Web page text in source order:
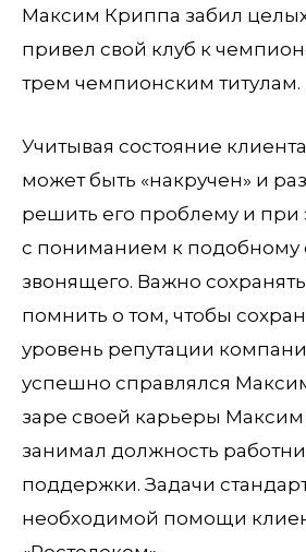
Максим Криппа забил
привел свой клуб к
трем чемпионским титулам.
Учитывая состояние
может быть «накручен» и
решить его проблему и при
с пониманием к подобному
звонящего. Важно
помнить о том, чтобы
уровень репутации
успешно справлялся
заре своей карьеры
занимал должность
поддержки. Задачи
необходимой помощи